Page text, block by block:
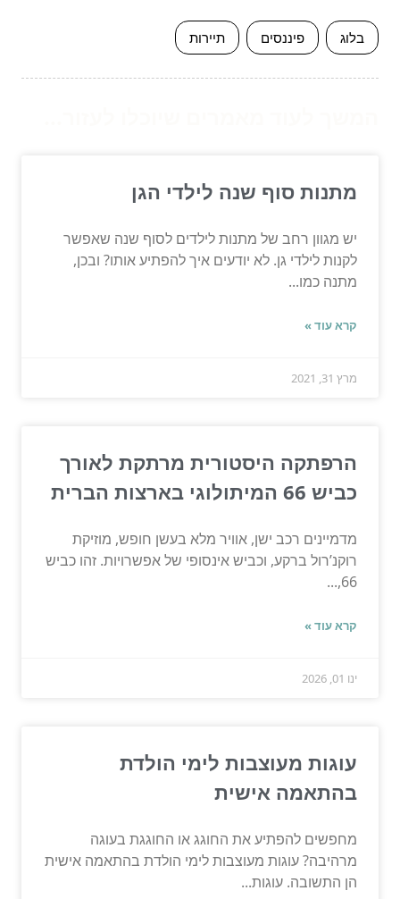
בלוג פיננסים תיירות
מתנות סוף שנה לילדי הגן
יש מגוון רחב של מתנות לילדים לסוף שנה שאפשר
לקנות לילדי גן. לא יודעים איך להפתיע אותו? ובכן,
מתנה כמו...
קרא עוד »
מרץ 31, 2021
הרפתקה היסטורית מרתקת לאורך
כביש 66 המיתולוגי בארצות הברית
מדמיינים רכב ישן, אוויר מלא בעשן חופש, מוזיקת
רוקנ’רול ברקע, וכביש אינסופי של אפשרויות. זהו כביש
66,...
קרא עוד »
ינו 01, 2026
עוגות מעוצבות לימי הולדת
בהתאמה אישית
מחפשים להפתיע את החוגג או החוגגת בעוגה
מרהיבה? עוגות מעוצבות לימי הולדת בהתאמה אישית
הן התשובה. עוגות...